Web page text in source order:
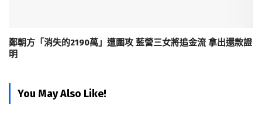
鄭朝方「消失的2190萬」遭圍攻 藍營三女將追金流 拿出還款證
明
You May Also Like!